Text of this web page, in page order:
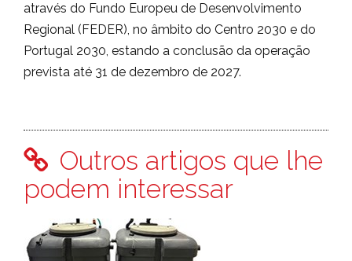
através do Fundo Europeu de Desenvolvimento
Regional (FEDER), no âmbito do Centro 2030 e do
Portugal 2030, estando a conclusão da operação
prevista até 31 de dezembro de 2027.
Outros artigos que lhe
podem interessar